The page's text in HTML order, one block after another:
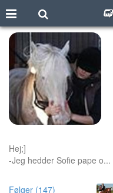
Hej;]
-Jeg hedder Sofie pape o...
Følger (147)